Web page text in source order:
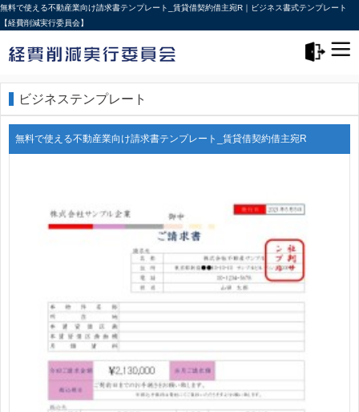
無料で使える不動産業向け請求書テンプレート_賃貸借契約借主宛R｜ビジネス書式テンプレート
【経費削減実行委員会】
ビジネステンプレート
無料で使える不動産業向け請求書テンプレート_賃貸借契約借主宛R